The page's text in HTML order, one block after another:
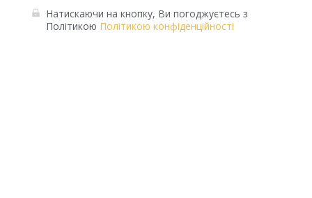
Натискаючи на кнопку, Ви погоджуєтесь з
Політикою Політикою конфіденційності